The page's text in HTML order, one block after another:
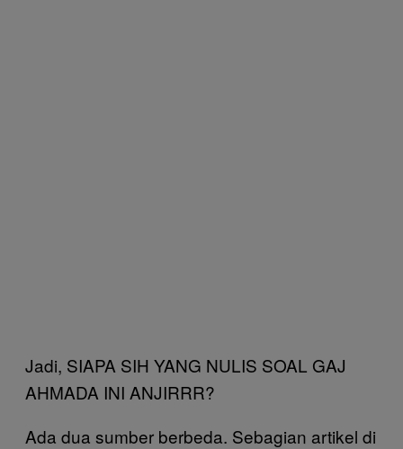
Jadi, SIAPA SIH YANG NULIS SOAL GAJ
AHMADA INI ANJIRRR?
Ada dua sumber berbeda. Sebagian artikel di